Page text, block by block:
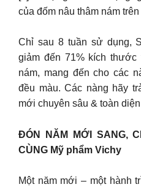
của đốm nâu thâm nám
Chỉ sau 8 tuần sử dụng,
giảm đến 71% kích thước
nám, mang đến cho các
đều màu. Các nàng hãy
mới chuyên sâu & toàn
ĐÓN NĂM MỚI SANG,
CÙNG Mỹ phẩm Vichy
Một năm mới – một hành